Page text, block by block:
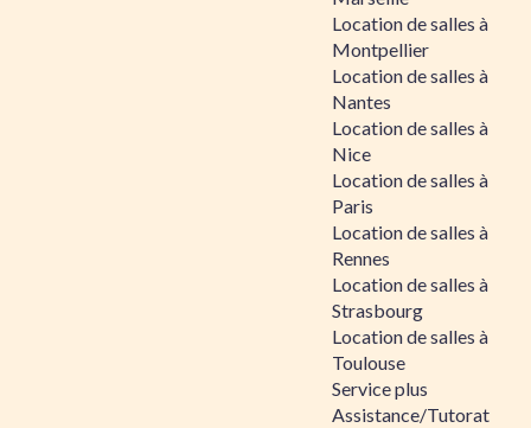
Location de salles à
Montpellier
Location de salles à
Nantes
Location de salles à
Nice
Location de salles à
Paris
Location de salles à
Rennes
Location de salles à
Strasbourg
Location de salles à
Toulouse
Service plus
Assistance/Tutorat